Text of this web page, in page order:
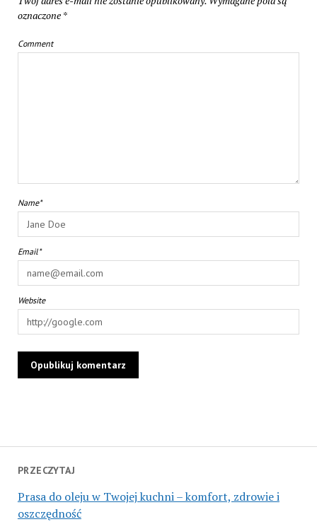
PRZECZYTAJ
Prasa do oleju w Twojej kuchni – komfort, zdrowie i
oszczędność
oznaczone *
Comment
Name*
Email*
Website